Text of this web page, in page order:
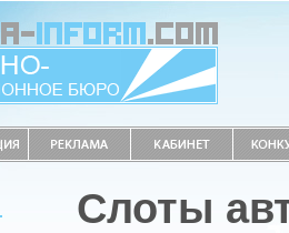
Слоты